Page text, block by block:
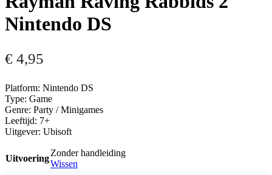
Nintendo DS
€ 4,95
Platform: Nintendo DS
Type: Game
Genre: Party / Minigames
Leeftijd: 7+
Uitgever: Ubisoft
Uitvoering
Zonder handleiding
Wissen